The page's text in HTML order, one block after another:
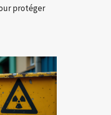
protéger